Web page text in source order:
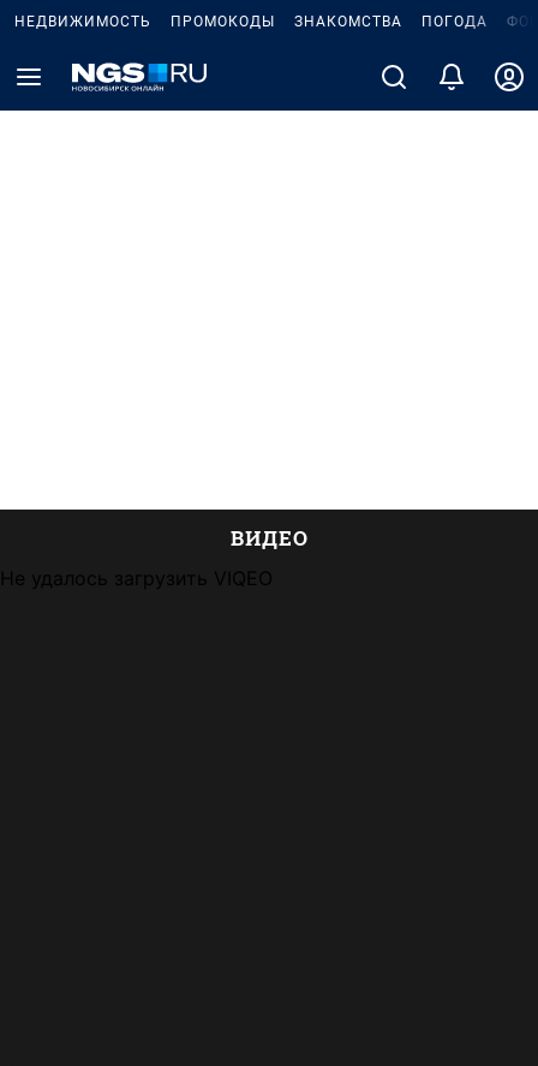
НЕДВИЖИМОСТЬ ПРОМОКОДЫ ЗНАКОМСТВА ПОГОДА
ВИДЕО
Не удалось загрузить VIQEO